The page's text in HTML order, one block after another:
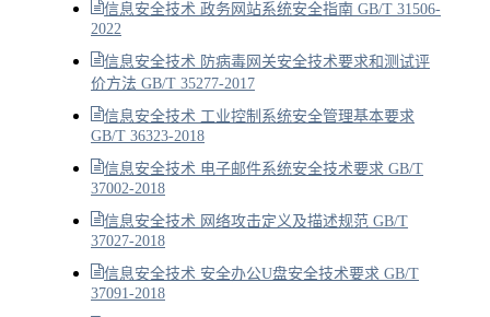
信息安全技术 政务网站系统安全指南 GB/T 31506-
2022
信息安全技术 防病毒网关安全技术要求和测试评
价方法 GB/T 35277-2017
信息安全技术 工业控制系统安全管理基本要求
GB/T 36323-2018
信息安全技术 电子邮件系统安全技术要求 GB/T
37002-2018
信息安全技术 网络攻击定义及描述规范 GB/T
37027-2018
信息安全技术 安全办公U盘安全技术要求 GB/T
37091-2018